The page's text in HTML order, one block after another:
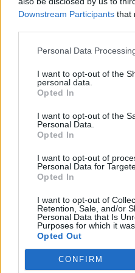
Downstream Participants that
Personal Data
I want to opt-out of the
personal data.
Opted In
I want to opt-out of the
Personal Data.
Opted In
I want to opt-out of
Personal Data for
Opted In
I want to opt-out of
Retention, Sale, and/or
Personal Data that Is
Purposes for which it
Opted Out
CONFIRM
anledning.
Senaste inlägget av
Ford Mustang e Mac
hybridbilar
Ni som kör HEV eller
Senaste inlägget av
hybridbilar
Senaste inlägget av
(Avancerad)
Passat -13 2.0tdi
Senaste inlägget av The-
felsökning
Man man ha
Motorvärmare?